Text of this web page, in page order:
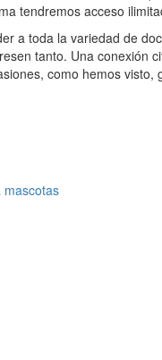
tendremos acceso
a toda la variedad de
tanto. Una conexión
como hemos visto,
mascotas